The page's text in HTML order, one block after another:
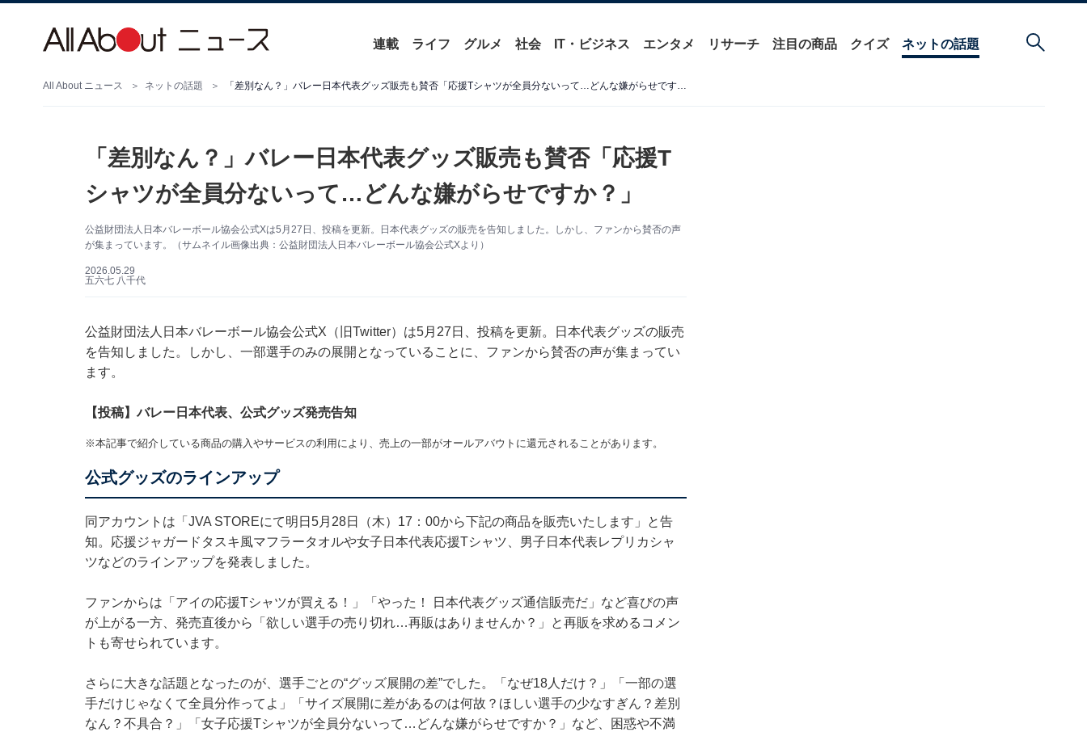
連載 ライフ グルメ 社会 IT・ビジネス エンタメ リサーチ 注目の商品 クイズ ネットの話題
All About ニュース ネットの話題 「差別なん？」バレー日本代表グッズ販売も賛否「応援Tシャツが全員分ないって…どんな嫌がらせですか？」
「差別なん？」バレー日本代表グッズ販売も賛否「応援T
シャツが全員分ないって…どんな嫌がらせですか？」
公益財団法人日本バレーボール協会公式Xは5月27日、投稿を更新。日本代表グッズの販売を告知しました。しかし、ファンから賛否の声
が集まっています。（サムネイル画像出典：公益財団法人日本バレーボール協会公式Xより）
2026.05.29
五六七 八千代
公益財団法人日本バレーボール協会公式X（旧Twitter）は5月27日、投稿を更新。日本代表グッズの販売
を告知しました。しかし、一部選手のみの展開となっていることに、ファンから賛否の声が集まってい
ます。
【投稿】バレー日本代表、公式グッズ発売告知
※本記事で紹介している商品の購入やサービスの利用により、売上の一部がオールアバウトに還元されることがあります。
公式グッズのラインアップ
同アカウントは「JVA STOREにて明日5月28日（木）17：00から下記の商品を販売いたします」と告
知。応援ジャガードタスキ風マフラータオルや女子日本代表応援Tシャツ、男子日本代表レプリカシャ
ツなどのラインアップを発表しました。
ファンからは「アイの応援Tシャツが買える！」「やった！ 日本代表グッズ通信販売だ」など喜びの声
が上がる一方、発売直後から「欲しい選手の売り切れ…再販はありませんか？」と再販を求めるコメン
トも寄せられています。
さらに大きな話題となったのが、選手ごとの“グッズ展開の差”でした。「なぜ18人だけ？」「一部の選
手だけじゃなくて全員分作ってよ」「サイズ展開に差があるのは何故？ほしい選手の少なすぎん？差別
なん？不具合？」「女子応援Tシャツが全員分ないって…どんな嫌がらせですか？」など、困惑や不満